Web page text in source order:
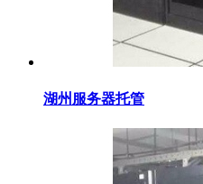
湖州服务器托管